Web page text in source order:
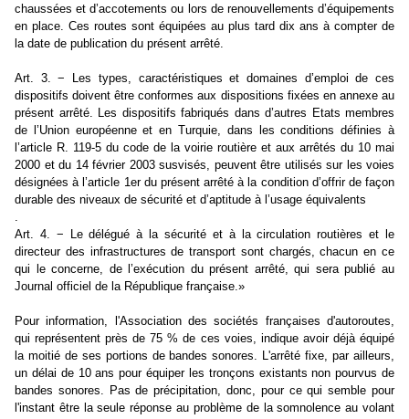
chaussées et d’accotements ou lors de renouvellements d’équipements
en place. Ces routes sont équipées au plus tard dix ans à compter de
la date de publication du présent arrêté.
Art. 3. − Les types, caractéristiques et domaines d’emploi de ces
dispositifs doivent être conformes aux dispositions fixées en annexe au
présent arrêté. Les dispositifs fabriqués dans d’autres Etats membres
de l’Union européenne et en Turquie, dans les conditions définies à
l’article R. 119-5 du code de la voirie routière et aux arrêtés du 10 mai
2000 et du 14 février 2003 susvisés, peuvent être utilisés sur les voies
désignées à l’article 1er du présent arrêté à la condition d’offrir de façon
durable des niveaux de sécurité et d’aptitude à l’usage équivalents
.
Art. 4. − Le délégué à la sécurité et à la circulation routières et le
directeur des infrastructures de transport sont chargés, chacun en ce
qui le concerne, de l’exécution du présent arrêté, qui sera publié au
Journal officiel de la République française.»
Pour information, l'Association des sociétés françaises d'autoroutes,
qui représentent près de 75 % de ces voies, indique avoir déjà équipé
la moitié de ses portions de bandes sonores. L'arrêté fixe, par ailleurs,
un délai de 10 ans pour équiper les tronçons existants non pourvus de
bandes sonores. Pas de précipitation, donc, pour ce qui semble pour
l'instant être la seule réponse au problème de la somnolence au volant